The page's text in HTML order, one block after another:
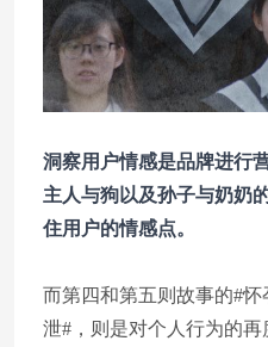
洞察用户情感是品牌进行
主人与狗以及孙子与奶奶
住用户的情感点。
而第四和第五则故事的#
泄#，则是对个人行为的再